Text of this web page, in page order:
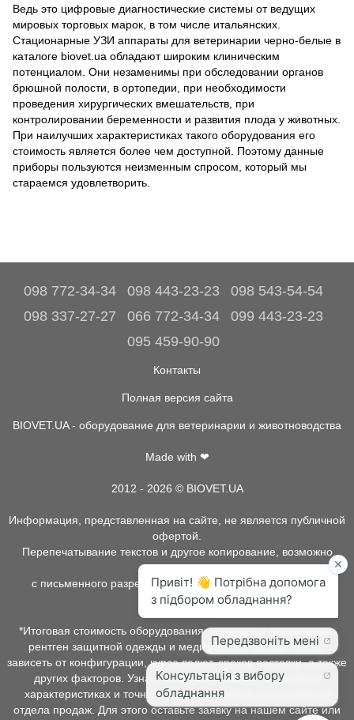
Ведь это цифровые диагностические системы от ведущих
мировых торговых марок, в том числе итальянских.
Стационарные УЗИ аппараты для ветеринарии черно-белые в
каталоге biovet.ua обладают широким клиническим
потенциалом. Они незаменимы при обследовании органов
брюшной полости, в ортопедии, при необходимости
проведения хирургических вмешательств, при
контролировании беременности и развития плода у животных.
При наилучших характеристиках такого оборудования его
стоимость является более чем доступной. Поэтому данные
приборы пользуются неизменным спросом, который мы
стараемся удовлетворить.
098 772-34-34 098 443-23-23
098 543-54-54
098 337-27-27
066 772-34-34
099 443-23-23
095 459-90-90
Контакты
Полная версия сайта
BIOVET.UA - оборудование для ветеринарии и животноводства
Made with ❤
2012 - 2026 © BIOVET.UA
Информация, представленная на сайте, не является публичной
офертой.
Перепечатывание текстов и другое копирование, возможно
только
с письменного разрешения администрации BIOVET.UA.
*Итоговая стоимость оборудования, расходных материалов,
рентген защитной одежды и медицинской одежды может
зависеть от конфигурации, курса валют, сроков поставки, а также
других факторов. Узнать о наличии товара, подробных
характеристиках и точной стоимости можно у менеджеров
отдела продаж. Для этого оставьте заявку на нашем сайте или